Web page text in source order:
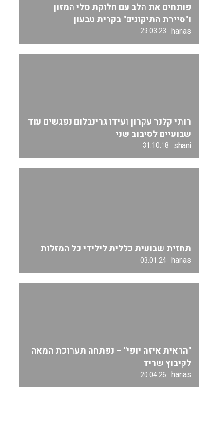
פותחים את הלב עם חלוקת סלי המזון
ו"סיירת התיקונים" בקרית טבעון
hanas
29.03.23
רותי קלנר עקרון ועידו גרינבלום נפגשים עוד
שבועיים לסיבוב שני
shani
31.10.18
תחזית שבועית כללית לילידי כל המזלות
hanas
03.01.24
"הראית איזה יופי" – נפתחה תערוכת המאה
לקיבוץ שריד
hanas
20.04.26